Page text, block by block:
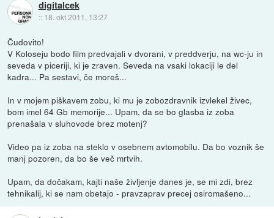
digitalcek
:: 18. okt 2011, 13:27
Čudovito!
V Koloseju bodo film predvajali v dvorani, v preddverju, na wc-ju in
seveda v piceriji, ki je zraven. Seveda na vsaki lokaciji le del
kadra... Pa sestavi, če moreš...
In v mojem piškavem zobu, ki mu je zobozdravnik izvlekel živec,
bom imel 64 Gb memorije... Upam, da se bo glasba iz zoba
prenašala v sluhovode brez motenj?
Video pa iz zoba na steklo v osebnem avtomobilu. Da bo voznik še
manj pozoren, da bo še več mrtvih.
Upam, da dočakam, kajti naše življenje danes je, se mi zdi, brez
tehnikalij, ki se nam obetajo - pravzaprav precej osiromašeno...